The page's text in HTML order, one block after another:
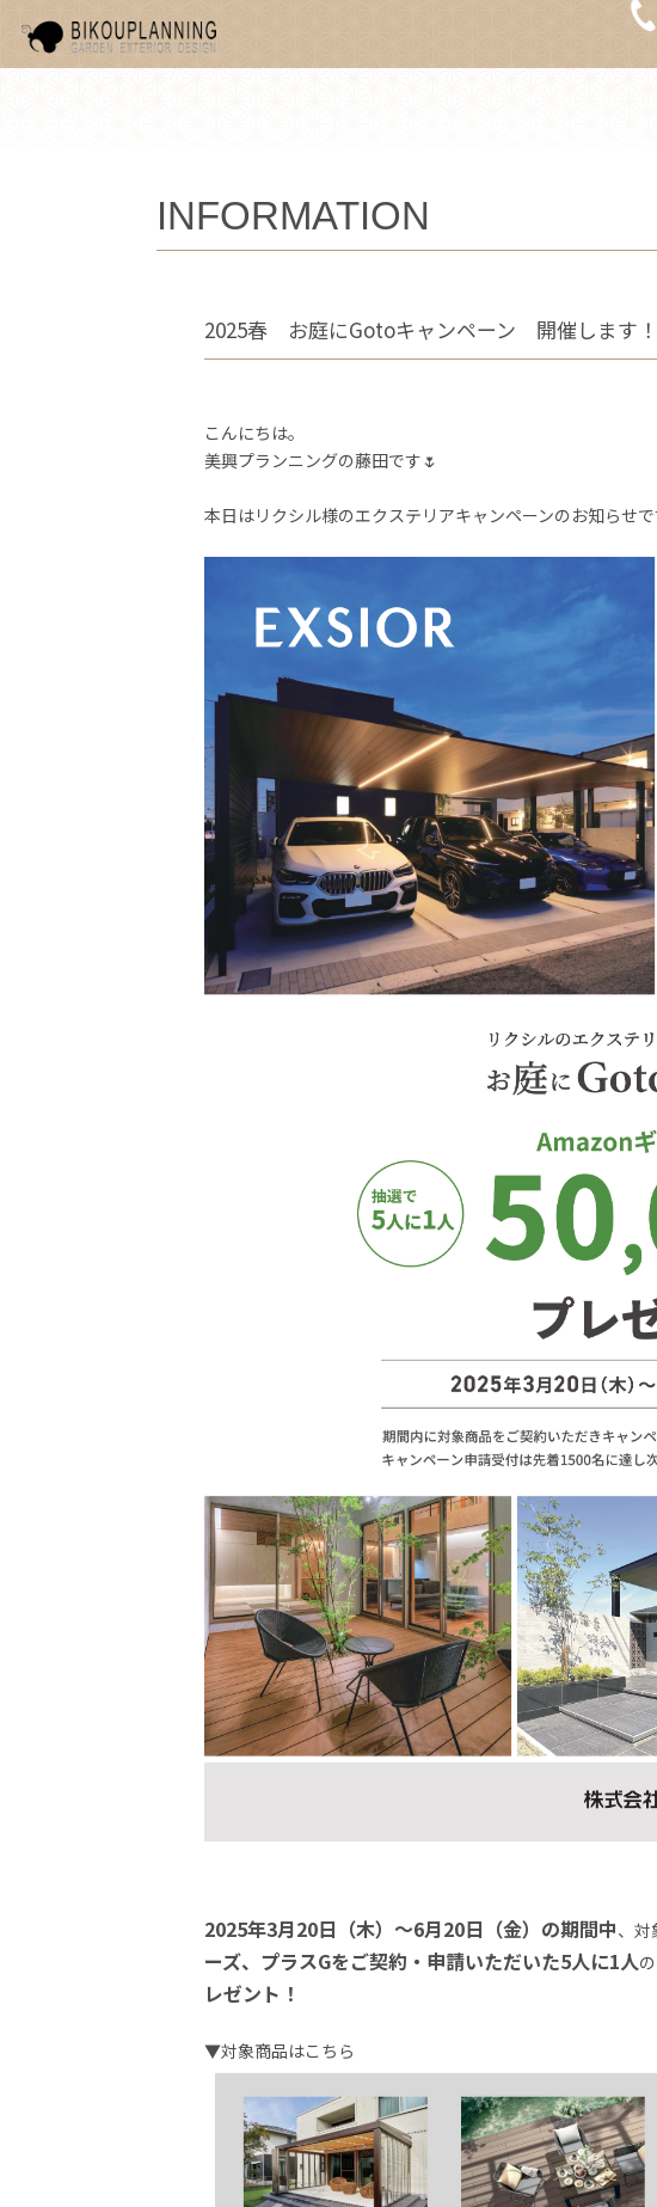
INFORMATION
2025春 お庭にGotoキャンペーン 開催します！
こんにちは。
美興プランニングの藤田です🌷
本日はリクシル様のエクステリアキャンペーンのお知らせで
2025年3月20日（木）～6月20日（金）の期間中、対
ーズ、プラスGをご契約・申請いただいた5人に1人
レゼント！
▼対象商品はこちら